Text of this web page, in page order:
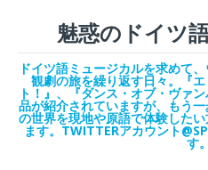
魅惑のドイツ
ドイツ語ミュージカルを求めて
観劇の旅を繰り返す日々。『
ト！』、『ダンス・オブ・ヴァ
品が紹介されていますが、もう
の世界を現地や原語で体験した
ます。TWITTERアカウント
す。